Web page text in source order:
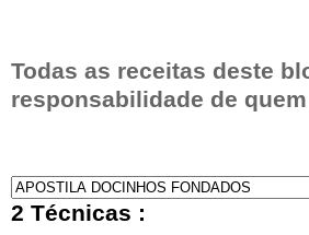
Todas as receitas deste
responsabilidade de
2 Técnicas :